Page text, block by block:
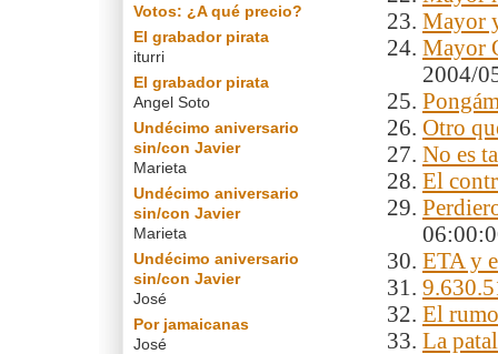
Mayor
Mayor
2004/
Otro
No es
El
ETA y
El
La
Votos: ¿A qué precio?
El grabador pirata
iturri
El grabador pirata
Angel Soto
Undécimo aniversario
sin/con Javier
Marieta
Undécimo aniversario
sin/con Javier
Marieta
Undécimo aniversario
sin/con Javier
José
Por jamaicanas
José